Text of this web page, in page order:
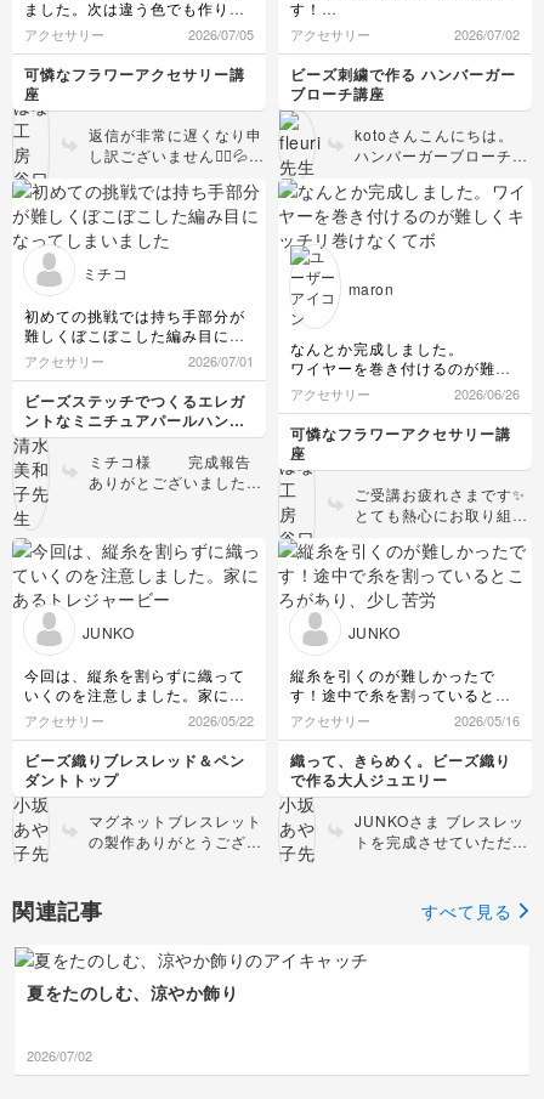
🎶
ました。次は違う色でも作りた
いです。
アクセサリー 2026/07/05
可憐なフラワーアクセサリー講
座
返信が非常に遅くなり申
し訳ございません🙇‍♀️💦
もともとワイヤーのねじ
り方がお上手でしたが、
メガネ留めも見違えるほ
✨ とても素敵です！ お
わりますが、チューリッ
プも様々な品種がござい
ますので例えば花びらを
尖らせたり、好みのお花
に合わせて花びらの形を
少し変えてみても楽しい
と思います！ ぜひチャ
レンジしてみてください
(* ᴗ͈ˬᴗ͈)”
す！
レタスが飛び出たデザインがポ
ップで楽しいですね♪
チーズの部分の端の方のパール
が足りなくてどう埋めるか悩み
ました💦
先生の見本を見ると、そうなっ
てたのかぁぁと尊敬です。
ゴマのビーズが立ち上がらず、
紐が見えてしまうのが難し買っ
たです。
マルカンを縫ってみたので、チ
ャームにして鞄につけます！
アクセサリー 2026/07/02
ビーズ刺繍で作る ハンバーガー
ブローチ講座
kotoさんこんにちは。
ハンバーガーブローチ講
りがとうございます💕
レタスのデザイン可愛い
ですよね！レタスの瑞々
ような作り方にしてみま
なくなってしまったので
すね💦でもとても上手に
埋められていると思いま
すよ✨️ ゴマのビーズは綿
を詰めると、どうしても
パンの形が変わってしま
見え方は仕方ないと思っ
ています！ でもとって
も可愛いのでチャームに
して鞄に付けられたら注
目される事間違いないと
思います🍔
ミチコ
初めての挑戦では持ち手部分が
難しくぼこぼこした編み目にな
ってしまいました。どうしても
上手く作りたいと気合いが入り
2回目にて成功しました。コツ
をつかむと何段目か忘れるほど
楽しくなってきました。めちゃ
くちゃ可愛いです。次はピンク
で挑戦してみようと思います。
ありがとうございました。
アクセサリー 2026/07/01
ビーズステッチでつくるエレガ
ントなミニチュアパールハンド
バッグ
ミチコ様 完成報告
ありがとございました！
たとのこと素晴らしいこ
とです👏👏👏 持ち手の
ところは上級者でも間違
えやすいので本当に頑張
りましたね！！！ ピン
らぜひまたマイレポして
くださいね。 清水美和
子
maron
なんとか完成しました。
ワイヤーを巻き付けるのが難し
くキッチリ巻けなくてボワボワ
してます。
今回は手持ちの色で作りました
が、今度は色を作って挑戦しま
す。
アクセサリー 2026/06/26
可憐なフラワーアクセサリー講
座
ご受講お疲れさまです✨
とても熱心にお取り組み
花弁も少し曲げていらっ
しゃるのでしょうか？
ワイヤーのねじり方もき
メガネ留めは慣れるまで
できると仕上がりが見違
えます。 ゆっくりあわ
てず、しっかりワイヤー
を引っ張りながらキツめ
に隙間なく巻くようにし
てみてください！
JUNKO
今回は、縦糸を割らずに織って
いくのを注意しました。家にあ
るトレジャービーズの中から色
合わせを考えて作ってみまし
た。特小ビーズの縁飾りが可愛
くて気に入っています。
アクセサリー 2026/05/22
ビーズ織りブレスレッド＆ペン
ダントトップ
マグネットブレスレット
の製作ありがとうござい
無事にタテ糸も引けてよ
かったです。写真ではベ
が、私も紫が大好きなの
で！赤のラインも映えて
素敵です。縁飾りも気に
す❗️いくつも製作くださ
り、本当にありがとうご
JUNKO
縦糸を引くのが難しかったで
す！途中で糸を割っているとこ
ろがあり、少し苦労しました。
おそらく、針先から拾っていた
ところだったと思うのでそこは
反省点です。ともあれ、無事に
完成して満足です。
アクセサリー 2026/05/16
織って、きらめく。ビーズ織り
で作る大人ジュエリー
JUNKOさま ブレスレッ
トを完成させていただ
ーズ織りの工程では重要
なポイントで、なかなか
です。でも、仕上げても
関連記事 すべて見る
夏をたのしむ、涼やか飾り
2026/07/02